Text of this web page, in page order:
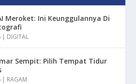
Meroket: Ini Keunggulannya Di
| DIGITAL
Sempit: Pilih Tempat Tidur
| RAGAM